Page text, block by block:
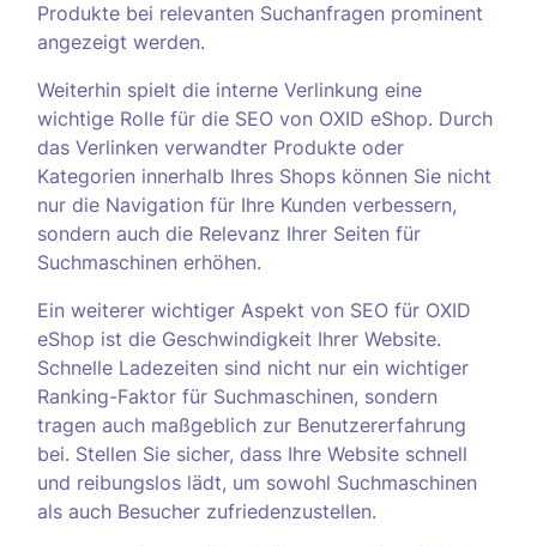
Produkte bei relevanten Suchanfragen prominent
angezeigt werden.
Weiterhin spielt die interne Verlinkung eine
wichtige Rolle für die SEO von OXID eShop. Durch
das Verlinken verwandter Produkte oder
Kategorien innerhalb Ihres Shops können Sie nicht
nur die Navigation für Ihre Kunden verbessern,
sondern auch die Relevanz Ihrer Seiten für
Suchmaschinen erhöhen.
Ein weiterer wichtiger Aspekt von SEO für OXID
eShop ist die Geschwindigkeit Ihrer Website.
Schnelle Ladezeiten sind nicht nur ein wichtiger
Ranking-Faktor für Suchmaschinen, sondern
tragen auch maßgeblich zur Benutzererfahrung
bei. Stellen Sie sicher, dass Ihre Website schnell
und reibungslos lädt, um sowohl Suchmaschinen
als auch Besucher zufriedenzustellen.